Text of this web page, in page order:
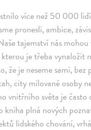
více než 50 000
pronesli, ambice,
tajemství nás
je třeba vynaložit
že je neseme sami,
city milované osoby
vnitřního světa je
plná nových
lidského chování,